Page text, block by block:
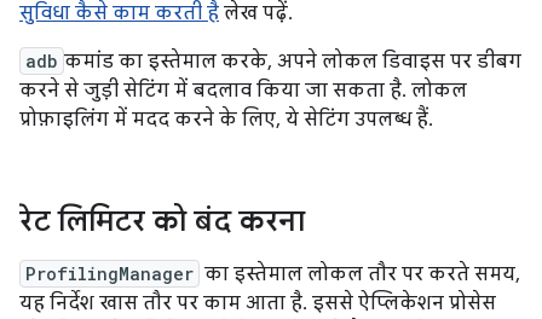
सुविधा कैसे काम करती है लेख पढ़ें.
adb कमांड का इस्तेमाल करके, अपने लोकल डिवाइस पर डीबग
करने से जुड़ी सेटिंग में बदलाव किया जा सकता है. लोकल
प्रोफ़ाइलिंग में मदद करने के लिए, ये सेटिंग उपलब्ध हैं.
रेट लिमिटर को बंद करना
ProfilingManager का इस्तेमाल लोकल तौर पर करते समय,
यह निर्देश खास तौर पर काम आता है. इससे ऐप्लिकेशन प्रोसेस